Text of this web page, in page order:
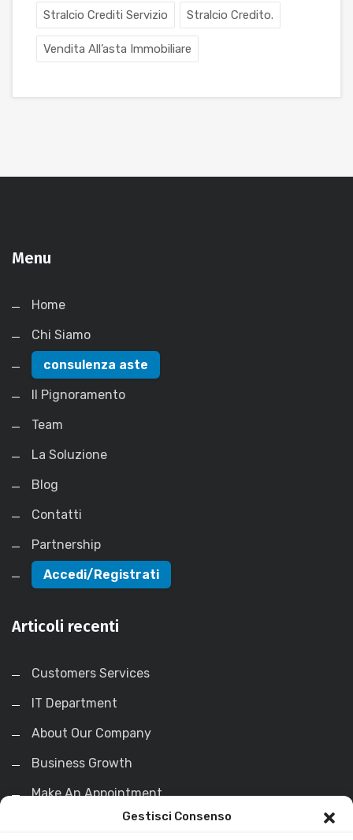
Gestisci Consenso
Stralcio Crediti Servizio Stralcio Credito.
Vendita All’asta Immobiliare
Menu
Home
Chi Siamo
consulenza aste
Il Pignoramento
Team
La Soluzione
Blog
Contatti
Partnership
Accedi/Registrati
Articoli recenti
Customers Services
IT Department
About Our Company
Business Growth
Make An Appointment